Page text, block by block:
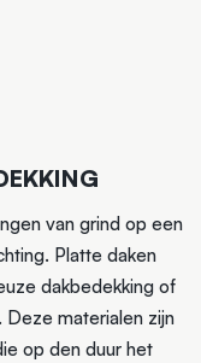
van grind op een
Platte daken
dakbedekking of
Deze materialen zijn
op den duur het